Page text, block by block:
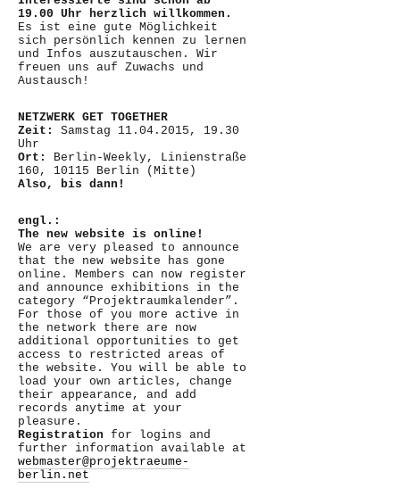
19.00 Uhr herzlich willkommen.
Es ist eine gute Möglichkeit
sich persönlich kennen zu lernen
und Infos auszutauschen. Wir
freuen uns auf Zuwachs und
Austausch!
NETZWERK GET TOGETHER
Zeit:
Samstag 11.04.2015, 19.30
Uhr
Ort:
Berlin-Weekly, Linienstraße
160, 10115 Berlin (Mitte)
Also, bis dann!
engl.:
The new website is online!
We are very pleased to announce
that the new website has gone
online. Members can now register
and announce exhibitions in the
category “Projektraumkalender”.
For those of you more active in
the network there are now
additional opportunities to get
access to restricted areas of
the website. You will be able to
load your own articles, change
their appearance, and add
records anytime at your
pleasure.
Registration for logins and
further information available at
webmaster@projektraeume-
berlin.net